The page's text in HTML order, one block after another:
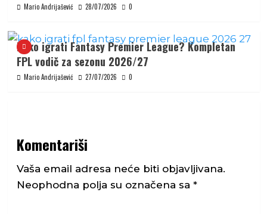
Mario Andrijašević 28/07/2026 0
Kako igrati Fantasy Premier League? Kompletan
FPL vodič za sezonu 2026/27
Mario Andrijašević 27/07/2026 0
Komentariši
Vaša email adresa neće biti objavljivana.
Neophodna polja su označena sa *